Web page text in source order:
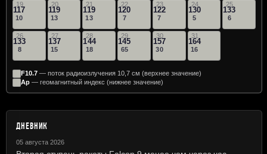
19
117
10
20
119
13
21
119
13
22
120
7
23
122
7
24
130
5
25
133
6
26
133
8
27
137
15
28
144
18
29
145
65
30
157
30
31
164
16
F10.7 — поток радиоизлучения 10,7 см (верхнее значение)
Ap — геомагнитный индекс (нижнее значение)
ДНЕВНИК
05 августа 2026